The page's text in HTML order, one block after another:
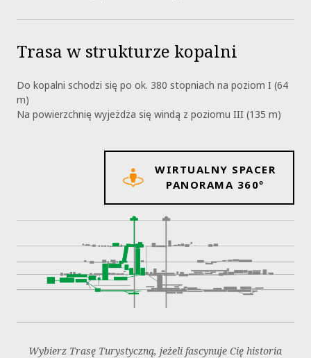
Trasa w strukturze kopalni
Do kopalni schodzi się po ok. 380 stopniach na poziom I (64
m)
Na powierzchnię wyjeżdża się windą z poziomu III (135 m)
WIRTUALNY SPACER
PANORAMA 360º
Wybierz Trasę Turystyczną, jeżeli fascynuje Cię historia